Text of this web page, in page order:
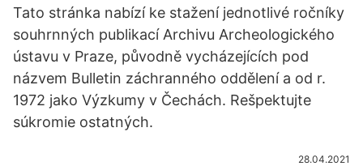
Tato stránka nabízí ke stažení jednotlivé ročníky
souhrnných publikací Archivu Archeologického
ústavu v Praze, původně vycházejících pod
názvem Bulletin záchranného oddělení a od r.
1972 jako Výzkumy v Čechách. Rešpektujte
súkromie ostatných.
28.04.2021